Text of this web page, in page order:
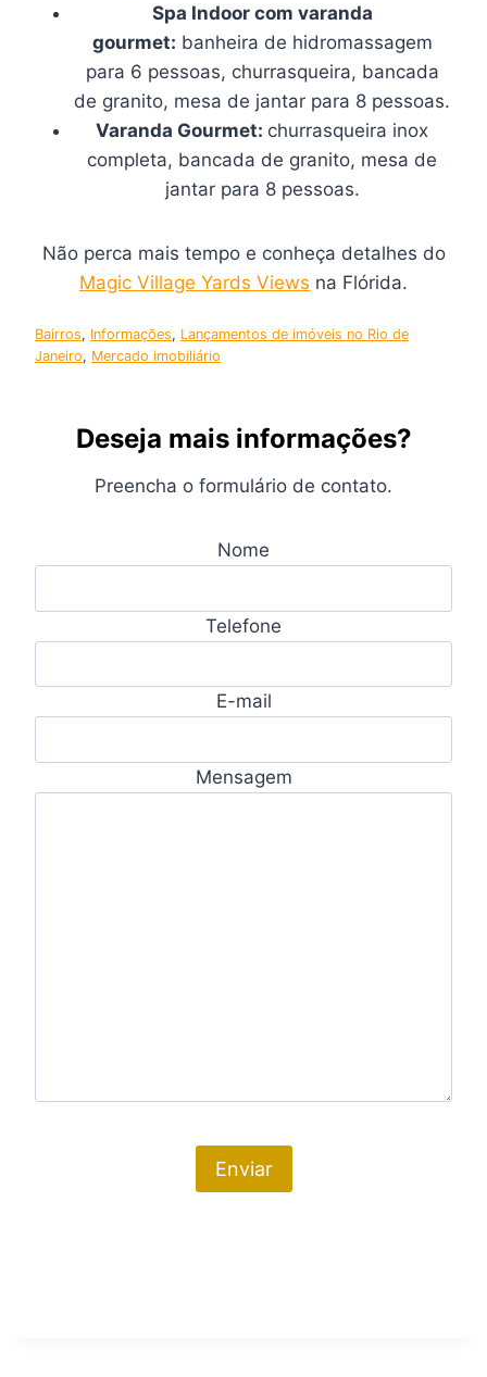
Spa Indoor com varanda
gourmet: banheira de hidromassagem
para 6 pessoas, churrasqueira, bancada
de granito, mesa de jantar para 8 pessoas.
Varanda Gourmet: churrasqueira inox
completa, bancada de granito, mesa de
jantar para 8 pessoas.
Não perca mais tempo e conheça detalhes do
Magic Village Yards Views na Flórida.
Bairros, Informações, Lançamentos de imóveis no Rio de
Janeiro, Mercado imobiliário
Deseja mais informações?
Preencha o formulário de contato.
Nome
Telefone
E-mail
Mensagem